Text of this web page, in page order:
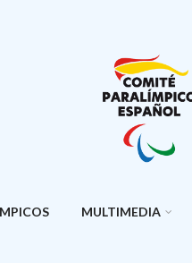
MULTIMEDIA